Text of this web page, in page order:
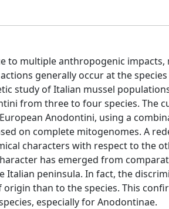
to multiple anthropogenic impacts,
generally occur at the
study of Italian mussel
from three to four species. The
Anodontini, using a
on complete mitogenomes. A
characters with respect to the
has emerged from
peninsula. In fact, the
than to the species. This
especially for Anodontinae.